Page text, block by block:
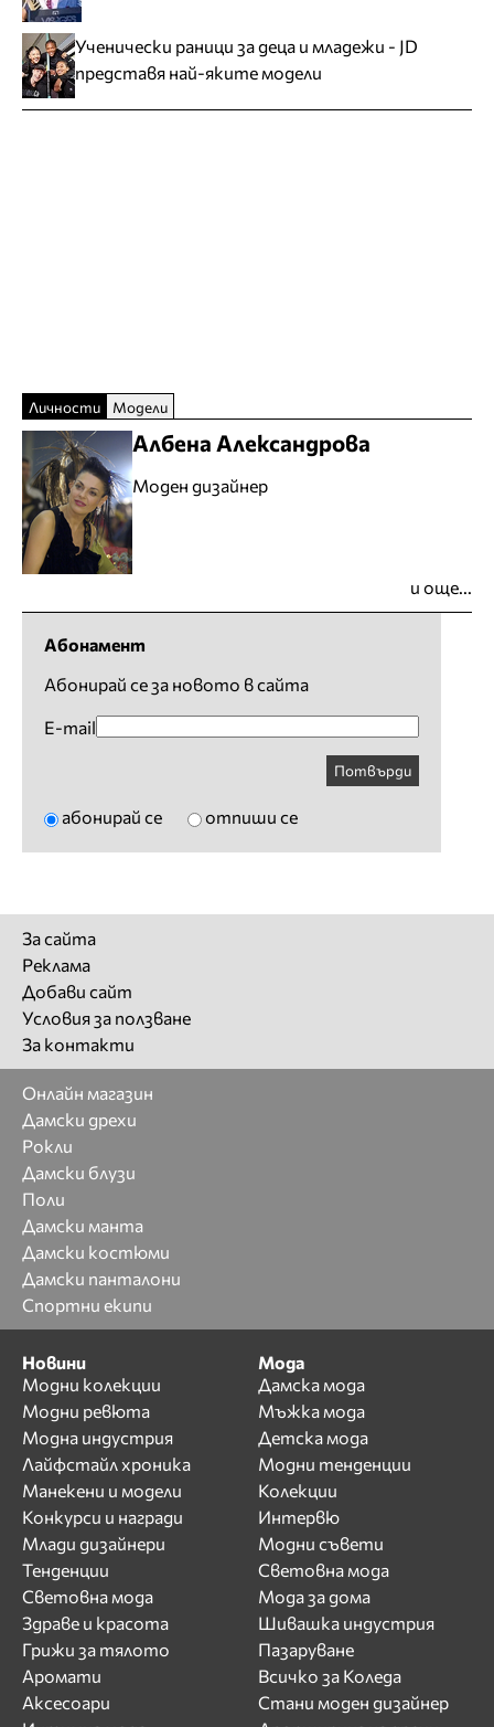
Ученически раници за деца и младежи - JD
представя най-яките модели
Личности Модели
Албена Александрова
Моден дизайнер
и още...
Абонамент
Абонирай се за новото в сайта
E-mail
Потвърди
абонирай се отпиши се
За сайта
Реклама
Добави сайт
Условия за ползване
За контакти
Онлайн магазин
Дамски дрехи
Рокли
Дамски блузи
Поли
Дамски манта
Дамски костюми
Дамски панталони
Спортни екипи
Новини
Модни колекции
Модни ревюта
Модна индустрия
Лайфстайл хроника
Манекени и модели
Конкурси и награди
Млади дизайнери
Тенденции
Световна мода
Здраве и красота
Грижи за тялото
Аромати
Аксесоари
Мода
Дамска мода
Мъжка мода
Детска мода
Модни тенденции
Колекции
Интервю
Модни съвети
Световна мода
Мода за дома
Шивашка индустрия
Пазаруване
Всичко за Коледа
Стани моден дизайнер